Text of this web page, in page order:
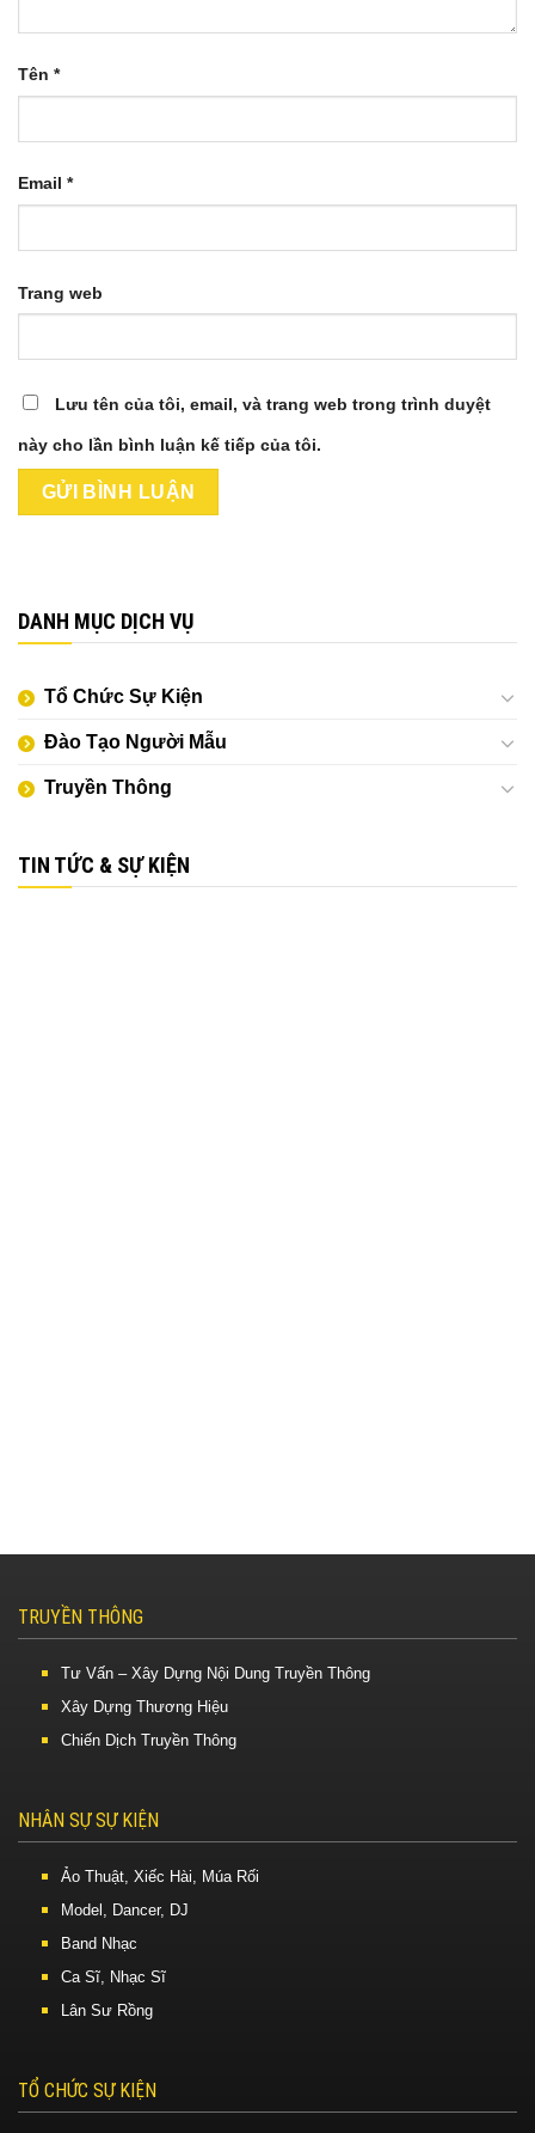
Tên *
Email *
Trang web
Lưu tên của tôi, email, và trang web trong trình duyệt
này cho lần bình luận kế tiếp của tôi.
DANH MỤC DỊCH VỤ
Tổ Chức Sự Kiện
Đào Tạo Người Mẫu
Truyền Thông
TIN TỨC & SỰ KIỆN
TRUYỀN THÔNG
Tư Vấn – Xây Dựng Nội Dung Truyền Thông
Xây Dựng Thương Hiệu
Chiến Dịch Truyền Thông
NHÂN SỰ SỰ KIỆN
Ảo Thuật, Xiếc Hài, Múa Rối
Model, Dancer, DJ
Band Nhạc
Ca Sĩ, Nhạc Sĩ
Lân Sư Rồng
TỔ CHỨC SỰ KIỆN